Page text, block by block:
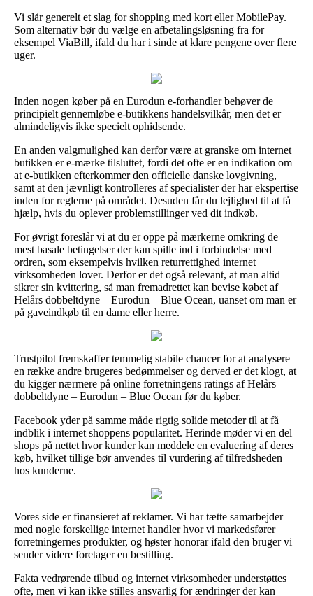
Vi slår generelt et slag for shopping med kort eller MobilePay.
Som alternativ bør du vælge en afbetalingsløsning fra for
eksempel ViaBill, ifald du har i sinde at klare pengene over flere
uger.
Inden nogen køber på en Eurodun e-forhandler behøver de
principielt gennemløbe e-butikkens handelsvilkår, men det er
almindeligvis ikke specielt ophidsende.
En anden valgmulighed kan derfor være at granske om internet
butikken er e-mærke tilsluttet, fordi det ofte er en indikation om
at e-butikken efterkommer den officielle danske lovgivning,
samt at den jævnligt kontrolleres af specialister der har ekspertise
inden for reglerne på området. Desuden får du lejlighed til at få
hjælp, hvis du oplever problemstillinger ved dit indkøb.
For øvrigt foreslår vi at du er oppe på mærkerne omkring de
mest basale betingelser der kan spille ind i forbindelse med
ordren, som eksempelvis hvilken returrettighed internet
virksomheden lover. Derfor er det også relevant, at man altid
sikrer sin kvittering, så man fremadrettet kan bevise købet af
Helårs dobbeltdyne – Eurodun – Blue Ocean, uanset om man er
på gaveindkøb til en dame eller herre.
Trustpilot fremskaffer temmelig stabile chancer for at analysere
en række andre brugeres bedømmelser og derved er det klogt, at
du kigger nærmere på online forretningens ratings af Helårs
dobbeltdyne – Eurodun – Blue Ocean før du køber.
Facebook yder på samme måde rigtig solide metoder til at få
indblik i internet shoppens popularitet. Herinde møder vi en del
shops på nettet hvor kunder kan meddele en evaluering af deres
køb, hvilket tillige bør anvendes til vurdering af tilfredsheden
hos kunderne.
Vores side er finansieret af reklamer. Vi har tætte samarbejder
med nogle forskellige internet handler hvor vi markedsfører
forretningernes produkter, og høster honorar ifald den bruger vi
sender videre foretager en bestilling.
Fakta vedrørende tilbud og internet virksomheder understøttes
ofte, men vi kan ikke stilles ansvarlig for ændringer der kan